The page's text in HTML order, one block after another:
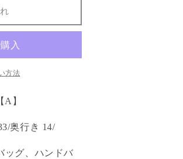
方法
】
奥行き 14/
グ、ハンドバ